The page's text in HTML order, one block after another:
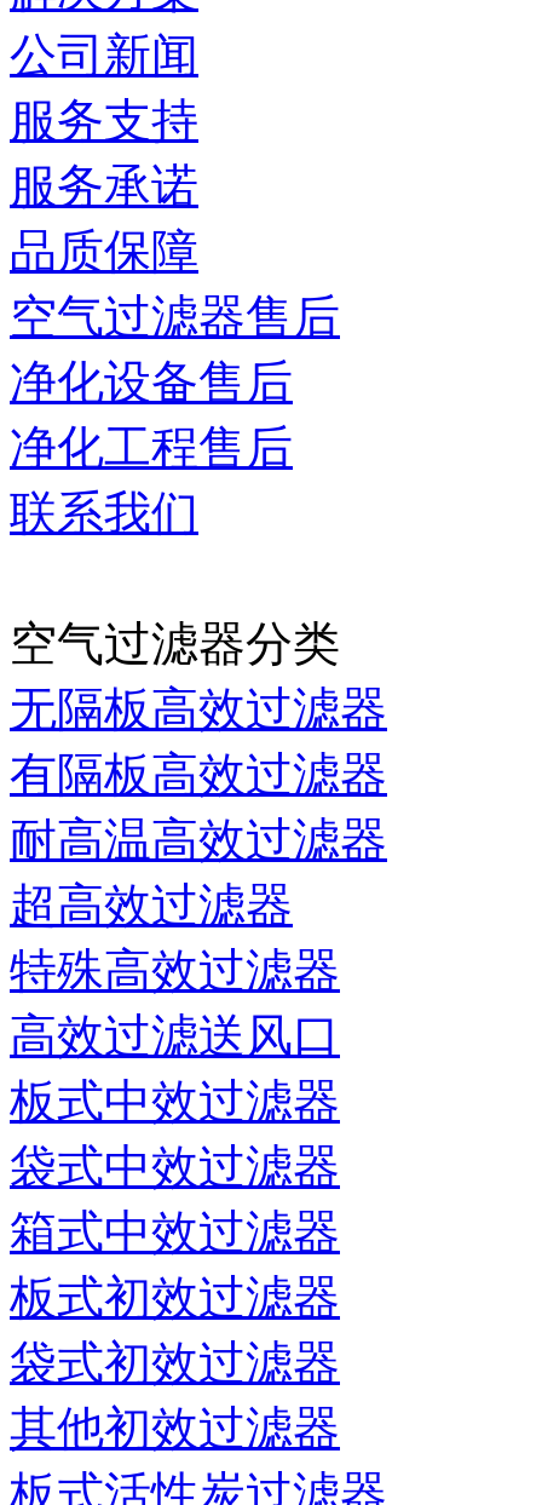
公司新闻
服务支持
服务承诺
品质保障
空气过滤器售后
净化设备售后
净化工程售后
联系我们
空气过滤器分类
无隔板高效过滤器
有隔板高效过滤器
耐高温高效过滤器
超高效过滤器
特殊高效过滤器
高效过滤送风口
板式中效过滤器
袋式中效过滤器
箱式中效过滤器
板式初效过滤器
袋式初效过滤器
其他初效过滤器
板式活性炭过滤器